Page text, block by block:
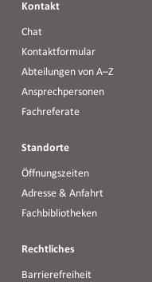
Kontakt
Chat
Kontaktformular
Abteilungen von A–Z
Ansprechpersonen
Fachreferate
Standorte
Öffnungszeiten
Adresse & Anfahrt
Fachbibliotheken
Rechtliches
Barrierefreiheit